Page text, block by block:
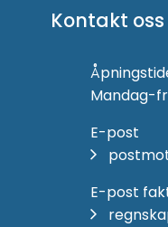
Kontakt oss
Mandag-
E-post
E-post